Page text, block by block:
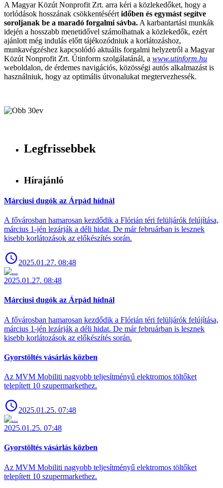
A Magyar Közút Nonprofit Zrt. arra kéri a közlekedőket, hogy a
torlódások hosszának csökkentéséért időben és egymást segítve
soroljanak be a maradó forgalmi sávba. A karbantartási munkák
idején a hosszabb menetidővel számolhatnak a közlekedők, ezért
ajánlott még indulás előtt tájékozódniuk a korlátozáshoz,
munkavégzéshez kapcsolódó aktuális forgalmi helyzetről a Magyar
Közút Nonprofit Zrt. Útinform szolgálatánál, a www.utinform.hu
weboldalon, de érdemes navigációs, közösségi autós alkalmazást is
használniuk, hogy az optimális útvonalukat megtervezhessék.
Legfrissebbek
Hírajánló
Márciusi dugók az Árpád hídnál
A fővárosban hamarosan kezdődik a Flórián téri felüljárók felújítása,
március 1-jén lezárják a déli hidat. De már februárban is lesznek
kisebb korlátozások az előkészítés során.
2025.01.27. 08:48
2025.01.27. 08:48
Márciusi dugók az Árpád hídnál
A fővárosban hamarosan kezdődik a Flórián téri felüljárók felújítása,
március 1-jén lezárják a déli hidat. De már februárban is lesznek
kisebb korlátozások az előkészítés során.
Gyorstöltés vásárlás közben
Az MVM Mobiliti nagyobb teljesítményű elektromos töltőket
telepített 10 szupermarkethez.
2025.01.25. 07:48
2025.01.25. 07:48
Gyorstöltés vásárlás közben
Az MVM Mobiliti nagyobb teljesítményű elektromos töltőket
telepített 10 szupermarkethez.